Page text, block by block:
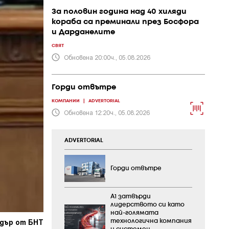
от БНТ
За половин година над 40 хиляди
кораба са преминали през Босфора
и Дарданелите
СВЯТ
Обновена 20:00ч., 05.08.2026
Горди отвътре
КОМПАНИИ ADVERTORIAL
Обновена 12:20ч., 05.08.2026
ADVERTORIAL
Горди отвътре
А1 затвърди
лидерството си като
най-голямата
технологична компания